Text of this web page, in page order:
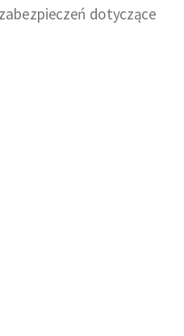
dotyczące